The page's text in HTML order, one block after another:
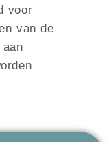
voor
van de